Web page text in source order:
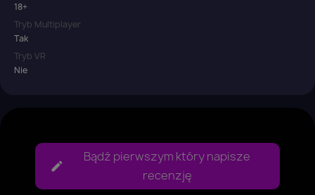
18+
Tryb Multiplayer
Tak
Tryb VR
Nie
Bądź pierwszym który napisze
recenzję